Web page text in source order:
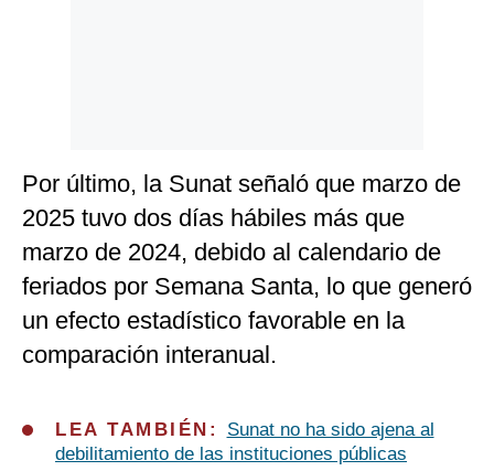
Por último, la Sunat señaló que marzo de
2025 tuvo dos días hábiles más que
marzo de 2024, debido al calendario de
feriados por Semana Santa, lo que generó
un efecto estadístico favorable en la
comparación interanual.
LEA TAMBIÉN: Sunat no ha sido ajena al
debilitamiento de las instituciones públicas